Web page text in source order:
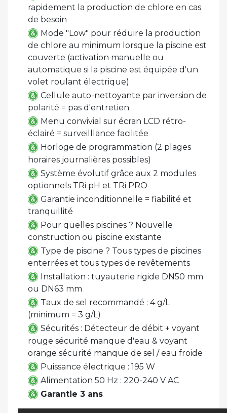
rapidement la production de chlore en cas
de besoin
Mode "Low" pour réduire la production
de chlore au minimum lorsque la piscine est
couverte (activation manuelle ou
automatique si la piscine est équipée d'un
volet roulant électrique)
Cellule auto-nettoyante par inversion de
polarité = pas d'entretien
Menu convivial sur écran LCD rétro-
éclairé = surveilllance facilitée
Horloge de programmation (2 plages
horaires journalières possibles)
Système évolutif grâce aux 2 modules
optionnels TRi pH et TRi PRO
Garantie inconditionnelle = fiabilité et
tranquillité
Pour quelles piscines ? Nouvelle
construction ou piscine existante
Type de piscine ? Tous types de piscines
enterrées et tous types de revêtements
Installation : tuyauterie rigide DN50 mm
ou DN63 mm
Taux de sel recommandé : 4 g/L
(minimum = 3 g/L)
Sécurités : Détecteur de débit + voyant
rouge sécurité manque d'eau & voyant
orange sécurité manque de sel / eau froide
Puissance électrique : 195 W
Alimentation 50 Hz : 220-240 V AC
Garantie 3 ans